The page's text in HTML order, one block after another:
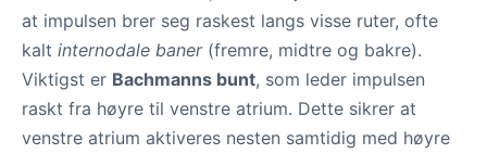
at impulsen brer seg raskest langs visse ruter, ofte
kalt internodale baner(fremre, midtre og bakre).
Viktigst er Bachmanns bunt, som leder impulsen
raskt fra høyre til venstre atrium. Dette sikrer at
venstre atrium aktiveres nesten samtidig med høyre